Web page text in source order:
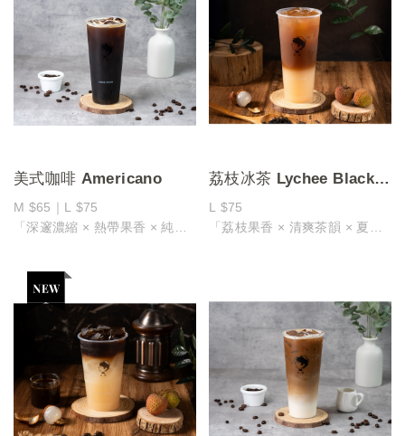
美式咖啡 Americano
M $65｜L $75
「深邃濃縮 × 熱帶果香 × 純粹
啡最純粹的風味
入口時帶有迷人的熱帶果香與微
妙的可可甘甜
餘韻溫潤且層次豐富
喝得到豆子的原始個性與細膩轉
折
整體風味野性卻不失圓潤，香氣
四溢、口感清爽
荔枝冰茶 Lychee Black
Tea
L $75
「荔枝果香 × 清爽茶韻 × 夏日
茶韻融合，入口清涼順暢，香氣
在舌尖綻放
口感明亮、層次清晰，是夏日必
備的清涼之選
荔枝果香，沁涼釋放